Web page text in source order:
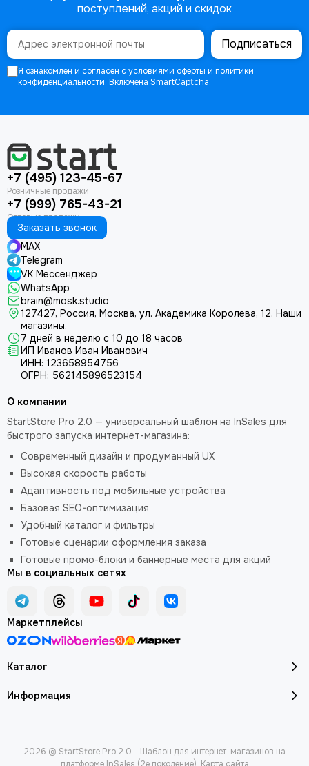
поступлений, акций и скидок
Подписаться
Я ознакомлен и согласен с условиями оферты и политики
конфиденциальности. Включена SmartCaptcha.
+7 (495) 123-45-67
+7 (999) 765-43-21
Заказать звонок
MAX
Telegram
VK Мессенджер
WhatsApp
brain@mosk.studio
127427, Россия, Москва, ул. Академика Королева, 12. Наши
магазины.
7 дней в неделю с 10 до 18 часов
ИП Иванов Иван Иванович
ИНН: 123658954756
ОГРН: 562145896523154
Каталог
Информация
О компании
StartStore Pro 2.0 — универсальный шаблон на InSales для
быстрого запуска интернет-магазина:
Современный дизайн и продуманный UX
Высокая скорость работы
Адаптивность под мобильные устройства
Базовая SEO-оптимизация
Удобный каталог и фильтры
Готовые сценарии оформления заказа
Готовые промо-блоки и баннерные места для акций
Мы в социальных сетях
Маркетплейсы
2026 © StartStore Pro 2.0 - Шаблон для интернет-магазинов на